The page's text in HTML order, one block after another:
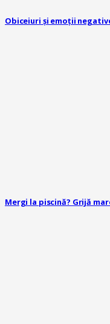
Obiceiuri și emoții
Mergi la piscină? Grijă